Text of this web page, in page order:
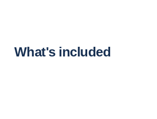
What's included